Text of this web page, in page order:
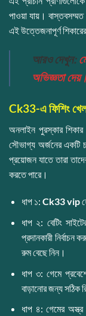
পাওয়া যায়। বাস্তবসম্মত
এই উত্তেজনাপূর্ণ
আরও দেখুন:
অভিজ্ঞতা
Ck33-এ ফিশিং
অনলাইন পুরস্কার
সৌভাগ্য অর্জনের একটি
প্রয়োজন যাতে তারা
করতে পারে।
ধাপ ১: Ck33 vip
ধাপ ২: বেটিং
প্রদানকারী
রুম বেছে নিন।
ধাপ ৩: গেমে
বাড়ানোর জন্য সঠিক
ধাপ ৪: গেমের অস্ত্র